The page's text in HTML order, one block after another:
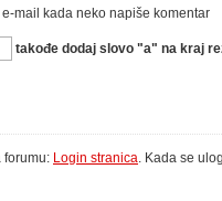
mail kada neko napiše komentar
takođe dodaj slovo "a" na kraj
forumu: Login stranica. Kada se